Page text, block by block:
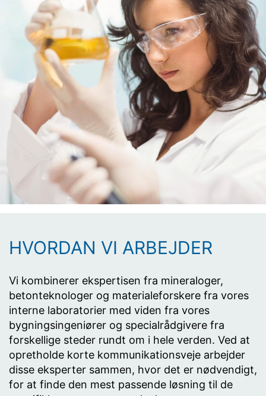
BE SURE.
BUILD SURE.
At være MC betyder virkelig at acceptere ansvar for
liv og omdømme. Vi tager bygning alvorligt.
HVORDAN VI ARBEJDER
Vi kombinerer ekspertisen fra mineraloger,
betonteknologer og materialeforskere fra vores
interne laboratorier med viden fra vores
bygningsingeniører og specialrådgivere fra
forskellige steder rundt om i hele verden. Ved at
opretholde korte kommunikationsveje arbejder
disse eksperter sammen, hvor det er nødvendigt,
for at finde den mest passende løsning til de